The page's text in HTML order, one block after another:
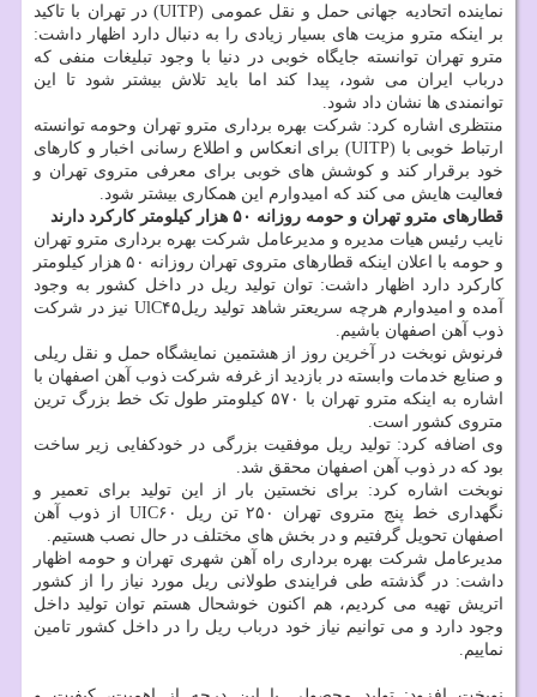
نماینده اتحادیه جهانی حمل و نقل عمومی (UITP) در تهران با تاکید
بر اینکه مترو مزیت های بسیار زیادی را به دنبال دارد اظهار داشت:
مترو تهران توانسته جایگاه خوبی در دنیا با وجود تبلیغات منفی که
درباب ایران می شود، پیدا کند اما باید تلاش بیشتر شود تا این
توانمندی ها نشان داد شود.
منتظری اشاره کرد: شرکت بهره برداری مترو تهران وحومه توانسته
ارتباط خوبی با (UITP) برای انعکاس و اطلاع رسانی اخبار و کارهای
خود برقرار کند و کوشش های خوبی برای معرفی متروی تهران و
فعالیت هایش می کند که امیدوارم این همکاری بیشتر شود.
قطارهای مترو تهران و حومه روزانه ۵۰ هزار کیلومتر کارکرد دارند
نایب رئیس هیات مدیره و مدیرعامل شرکت بهره برداری مترو تهران
و حومه با اعلان اینکه قطارهای متروی تهران روزانه ۵۰ هزار کیلومتر
کارکرد دارد اظهار داشت: توان تولید ریل در داخل کشور به وجود
آمده و امیدوارم هرچه سریعتر شاهد تولید ریلUlC۴۵ نیز در شرکت
ذوب آهن اصفهان باشیم.
فرنوش نوبخت در آخرین روز از هشتمین نمایشگاه حمل و نقل ریلی
و صنایع خدمات وابسته در بازدید از غرفه شرکت ذوب آهن اصفهان با
اشاره به اینکه مترو تهران با ۵۷۰ کیلومتر طول تک خط بزرگ ترین
متروی کشور است.
وی اضافه کرد: تولید ریل موفقیت بزرگی در خودکفایی زیر ساخت
بود که در ذوب آهن اصفهان محقق شد.
نوبخت اشاره کرد: برای نخستین بار از این تولید برای تعمیر و
نگهداری خط پنج متروی تهران ۲۵۰ تن ریل UIC۶۰ از ذوب آهن
اصفهان تحویل گرفتیم و در بخش های مختلف در حال نصب هستیم.
مدیرعامل شرکت بهره برداری راه آهن شهری تهران و حومه اظهار
داشت: در گذشته طی فرایندی طولانی ریل مورد نیاز را از کشور
اتریش تهیه می کردیم، هم اکنون خوشحال هستم توان تولید داخل
وجود دارد و می توانیم نیاز خود درباب ریل را در داخل کشور تامین
نماییم.